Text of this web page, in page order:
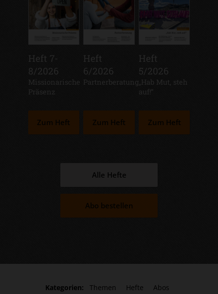
Heft 7-
8/2026
:
Missionarische
Präsenz
Zum Heft
Heft
6/2026
:
Partnerberatung
Zum Heft
Heft
5/2026
:„Hab Mut, steh
auf!“
Zum Heft
Alle Hefte
Abo bestellen
Kategorien: Themen Hefte Abos